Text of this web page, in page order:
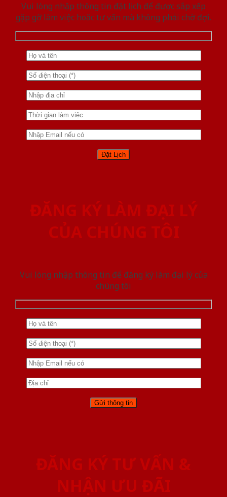
Vui lòng nhập thông tin đặt lịch để được sắp xếp
gặp gỡ làm việc hoăc tư vấn mà không phải chờ đợi.
ĐĂNG KÝ LÀM ĐẠI LÝ
CỦA CHÚNG TÔI
Vui lòng nhập thông tin để đăng ký làm đại lý của
chúng tôi
ĐĂNG KÝ TƯ VẤN &
NHẬN ƯU ĐÃI